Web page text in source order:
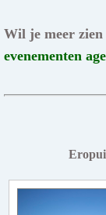
Wil je meer
evenementen